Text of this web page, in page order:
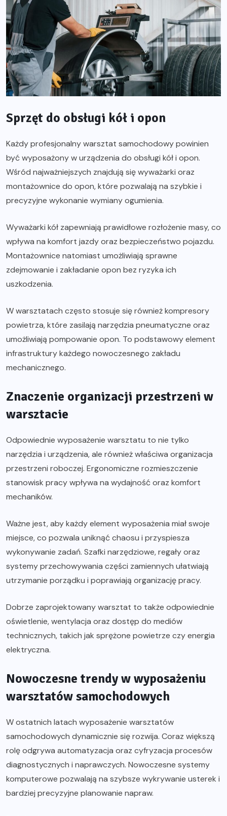
Sprzęt do obsługi kół i opon
Każdy profesjonalny warsztat samochodowy powinien
być wyposażony w urządzenia do obsługi kół i opon.
Wśród najważniejszych znajdują się wyważarki oraz
montażownice do opon, które pozwalają na szybkie i
precyzyjne wykonanie wymiany ogumienia.
Wyważarki kół zapewniają prawidłowe rozłożenie masy, co
wpływa na komfort jazdy oraz bezpieczeństwo pojazdu.
Montażownice natomiast umożliwiają sprawne
zdejmowanie i zakładanie opon bez ryzyka ich
uszkodzenia.
W warsztatach często stosuje się również kompresory
powietrza, które zasilają narzędzia pneumatyczne oraz
umożliwiają pompowanie opon. To podstawowy element
infrastruktury każdego nowoczesnego zakładu
mechanicznego.
Znaczenie organizacji przestrzeni w
warsztacie
Odpowiednie wyposażenie warsztatu to nie tylko
narzędzia i urządzenia, ale również właściwa organizacja
przestrzeni roboczej. Ergonomiczne rozmieszczenie
stanowisk pracy wpływa na wydajność oraz komfort
mechaników.
Ważne jest, aby każdy element wyposażenia miał swoje
miejsce, co pozwala uniknąć chaosu i przyspiesza
wykonywanie zadań. Szafki narzędziowe, regały oraz
systemy przechowywania części zamiennych ułatwiają
utrzymanie porządku i poprawiają organizację pracy.
Dobrze zaprojektowany warsztat to także odpowiednie
oświetlenie, wentylacja oraz dostęp do mediów
technicznych, takich jak sprężone powietrze czy energia
elektryczna.
Nowoczesne trendy w wyposażeniu
warsztatów samochodowych
W ostatnich latach wyposażenie warsztatów
samochodowych dynamicznie się rozwija. Coraz większą
rolę odgrywa automatyzacja oraz cyfryzacja procesów
diagnostycznych i naprawczych. Nowoczesne systemy
komputerowe pozwalają na szybsze wykrywanie usterek i
bardziej precyzyjne planowanie napraw.